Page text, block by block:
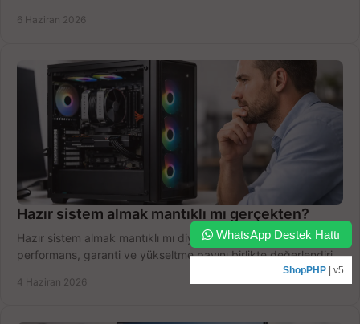
6 Haziran 2026
Hazır sistem almak mantıklı mı gerçekten?
Hazır sistem almak mantıklı mı diye düşünüyorsanız bütçe,
performans, garanti ve yükseltme payını birlikte değerlendirin,
4 Haziran 2026
WhatsApp Destek Hattı
ShopPHP | v5